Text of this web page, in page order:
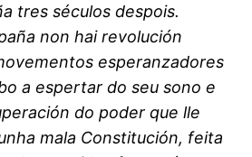
tres séculos despois.
non hai revolución
esperanzadores
a espertar do seu sono e
do poder que lle
mala Constitución, feita